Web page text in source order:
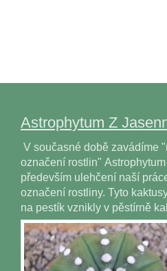
Astrophytum Z
V současné době zavádíme
označení rostlin"
především ulehčení naší
označení rostliny. Tyto
na pestík vznikly v pěstírně